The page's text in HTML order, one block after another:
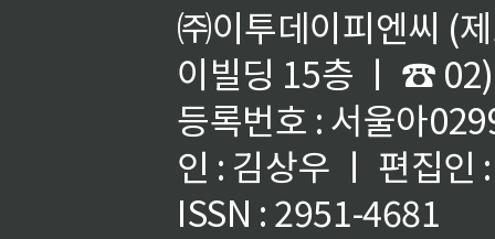
㈜이투데이피엔씨 (
이빌딩 15층 ㅣ ☎
등록번호 : 서울아
인 : 김상우 ㅣ 편집인
ISSN : 2951-4681